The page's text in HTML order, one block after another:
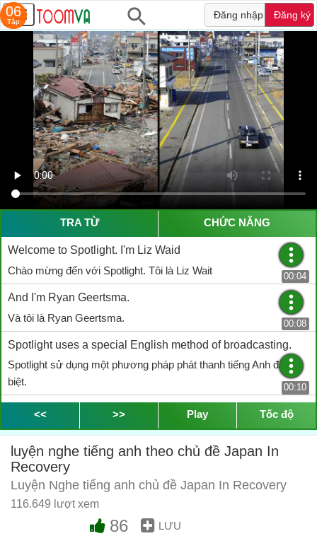
Đăng nhập Đăng ký
TRA TỪ CHỨC NĂNG
Welcome to Spotlight. I'm Liz Waid
Chào mừng đến với Spotlight. Tôi là Liz Wait
00:04
And I'm Ryan Geertsma.
Và tôi là Ryan Geertsma.
00:08
Spotlight uses a special English method of broadcasting.
Spotlight sử dụng một phương pháp phát thanh tiếng Anh đặc
biệt.
00:10
It is easier for people to understand, no matter where in the
world they live.
Nó dễ dàng hơn để mọi người hiểu và không có vấn đề gì trên thế
giới mà họ đang sống.
In March of 2011, there was a major earthquake.
Vào tháng Ba năm 2011, đã có một trận động đất lớn.
<< >> Play Tốc độ
luyện nghe tiếng anh theo chủ đề Japan In
Recovery
Luyện Nghe tiếng anh chủ đề Japan In Recovery
116.649 lượt xem
86 LƯU
43
Tập
06
Tập